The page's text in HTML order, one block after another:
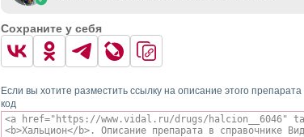
Сохраните у себя
Если вы хотите разместить ссылку на описание этого
код